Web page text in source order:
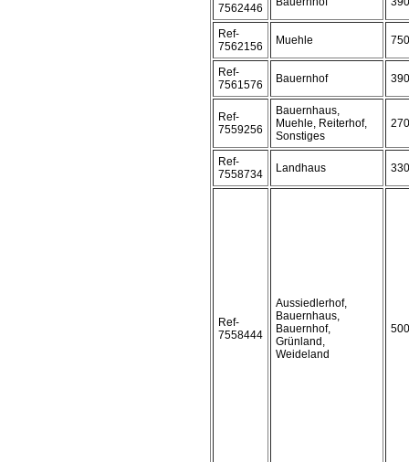
7562446
Ref-
7562156
Muehle
Ref-
7561576
Bauernhof
Ref-
7559256
Bauernhaus,
Muehle, Reiterhof,
Sonstiges
Ref-
7558734
Landhaus
Ref-
7558444
Aussiedlerhof,
Bauernhaus,
Bauernhof,
Grünland,
Weideland